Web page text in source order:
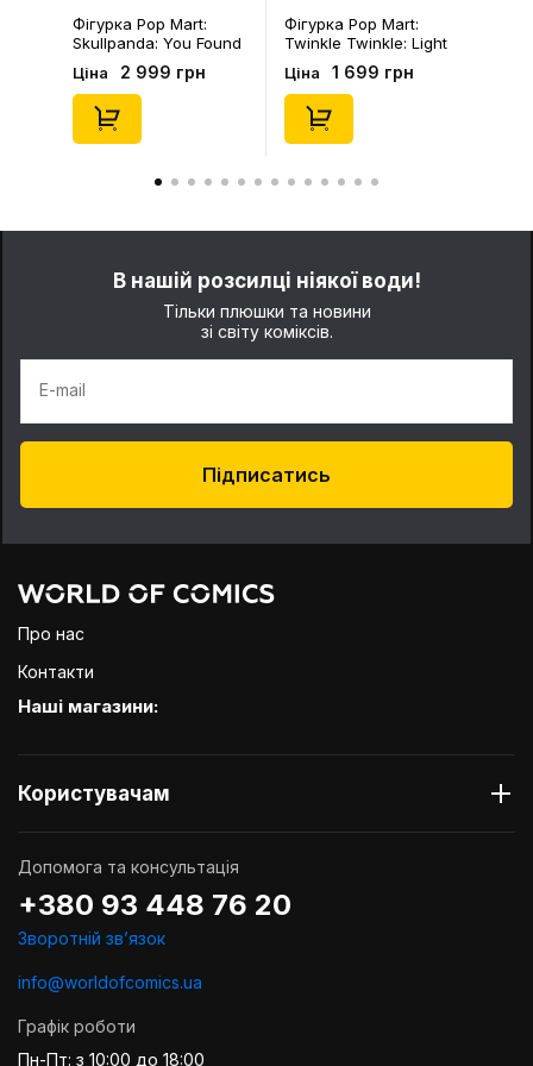
Фігурка Pop Mart:
Skullpanda: You Found
Me!: Plush Doll Pendant
Series (Blind Box: 1 з
10) (Secret Edition),
(29347)
Ціна 2 999 грн
Фігурка Pop Mart:
Twinkle Twinkle: Light
Up: Scene Sets Series
(Blind Box: 1 з 10)
(Secret Edition),
(21372)
Ціна 1 699 грн
В нашій розсилці ніякої води!
Тільки плюшки та новини
зі світу коміксів.
E-mail
Підписатись
Про нас
Контакти
Наші магазини:
Користувачам
Допомога та консультація
+380 93 448 76 20
Зворотній звʼязок
info@worldofcomics.ua
Графік роботи
Пн-Пт: з 10:00 до 18:00